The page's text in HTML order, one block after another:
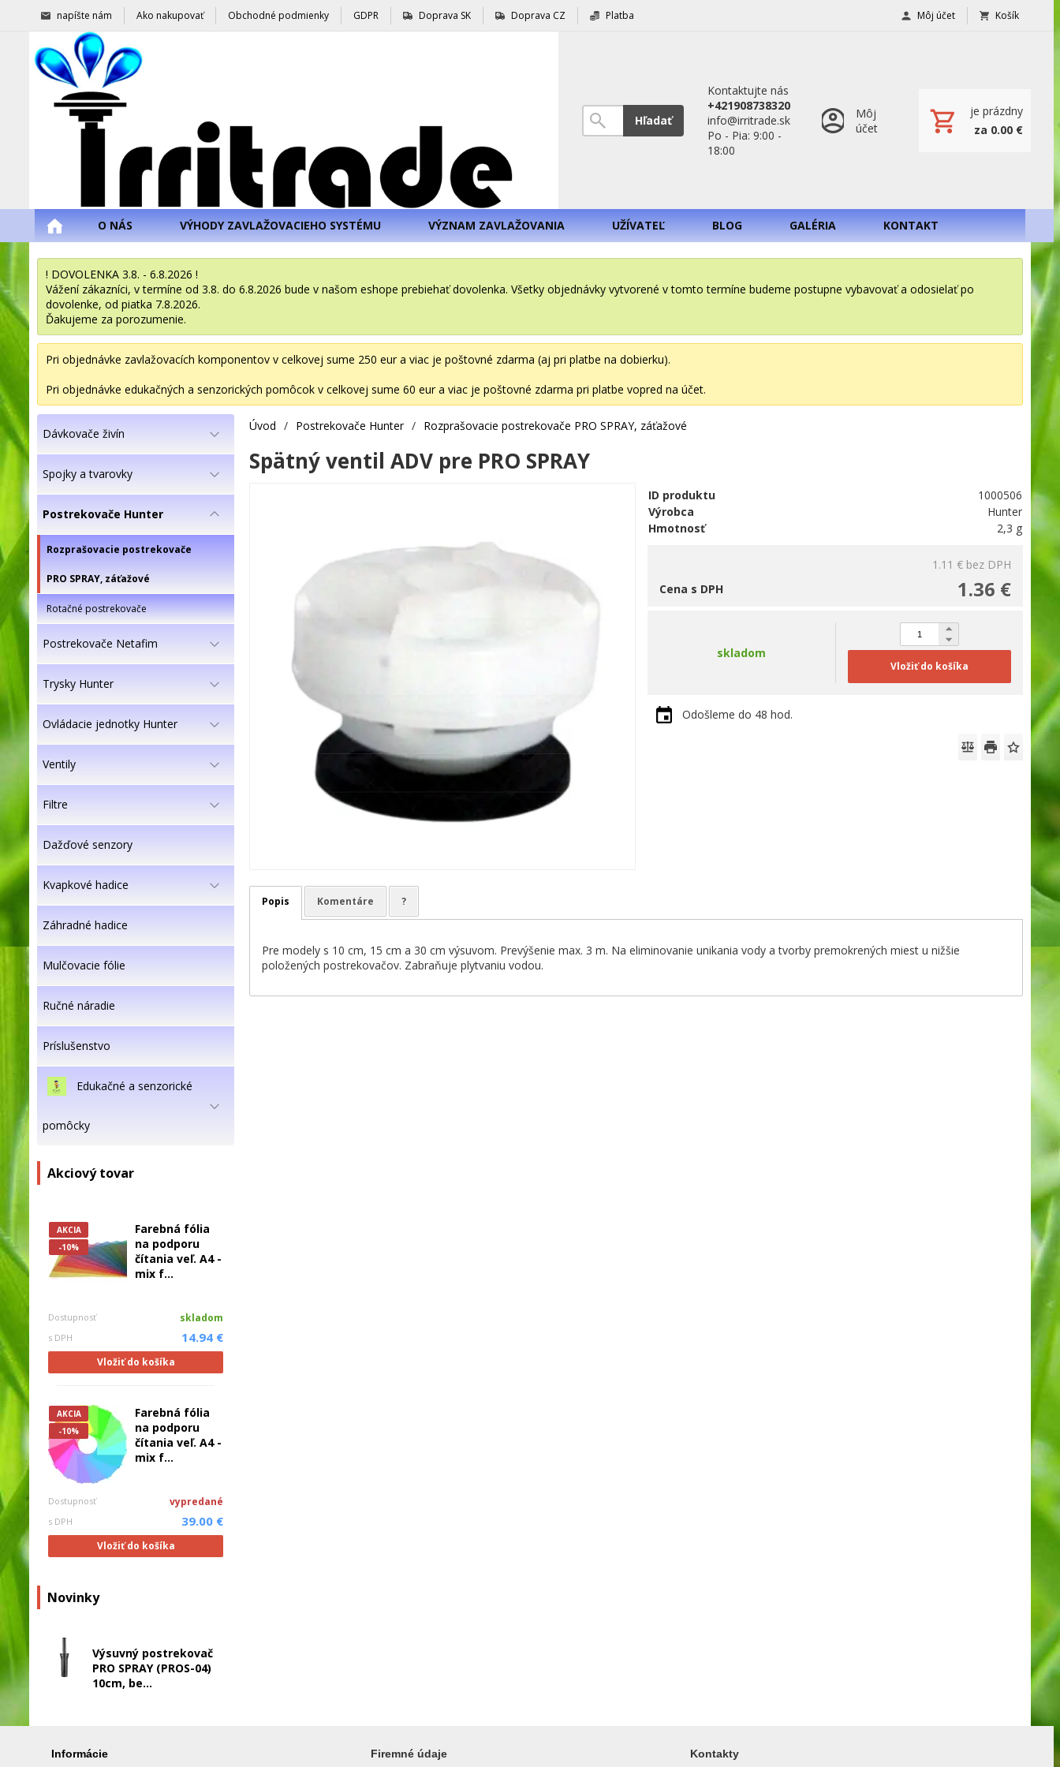
napíšte nám Ako nakupovať Obchodné podmienky GDPR Doprava SK Doprava CZ Platba Môj účet Košík
Hľadať
Kontaktujte nás
+421908738320
info@irritrade.sk
Po - Pia: 9:00 -
18:00
Môj
účet
je prázdny
za 0.00 €
O NÁS VÝHODY ZAVLAŽOVACIEHO SYSTÉMU VÝZNAM ZAVLAŽOVANIA UŽÍVATEĽ BLOG GALÉRIA KONTAKT
! DOVOLENKA 3.8. - 6.8.2026 !
Vážení zákazníci, v termíne od 3.8. do 6.8.2026 bude v našom eshope prebiehať dovolenka. Všetky objednávky vytvorené v tomto termíne budeme postupne vybavovať a odosielať po
dovolenke, od piatka 7.8.2026.
Ďakujeme za porozumenie.
Pri objednávke zavlažovacích komponentov v celkovej sume 250 eur a viac je poštovné zdarma (aj pri platbe na dobierku).
Pri objednávke edukačných a senzorických pomôcok v celkovej sume 60 eur a viac je poštovné zdarma pri platbe vopred na účet.
Dávkovače živín
Spojky a tvarovky
Postrekovače Hunter
Rozprašovacie postrekovače
PRO SPRAY, záťažové
Rotačné postrekovače
Postrekovače Netafim
Trysky Hunter
Ovládacie jednotky Hunter
Ventily
Filtre
Dažďové senzory
Kvapkové hadice
Záhradné hadice
Mulčovacie fólie
Ručné náradie
Príslušenstvo
Edukačné a senzorické
pomôcky
Akciový tovar
AKCIA
-10%
Farebná fólia
na podporu
čítania veľ. A4 -
mix f...
Dostupnosť skladom
s DPH 14.94 €
Vložiť do košíka
AKCIA
-10%
Farebná fólia
na podporu
čítania veľ. A4 -
mix f...
Dostupnosť vypredané
s DPH 39.00 €
Vložiť do košíka
Novinky
Výsuvný postrekovač
PRO SPRAY (PROS-04)
10cm, be...
Úvod / Postrekovače Hunter / Rozprašovacie postrekovače PRO SPRAY, záťažové
Spätný ventil ADV pre PRO SPRAY
ID produktu
1000506
Výrobca
Hunter
Hmotnosť
2,3 g
1.11 € bez DPH
1.36 €
Cena s DPH
skladom
Vložiť do košíka
Odošleme do 48 hod.
Popis Komentáre ?
Pre modely s 10 cm, 15 cm a 30 cm výsuvom. Prevýšenie max. 3 m. Na eliminovanie unikania vody a tvorby premokrených miest u nižšie
položených postrekovačov. Zabraňuje plytvaniu vodou.
Informácie Firemné údaje Kontakty